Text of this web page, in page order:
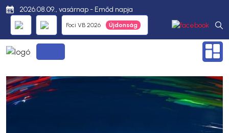
2026.08.09., vasárnap - Emőd napja
Foci VB 2026